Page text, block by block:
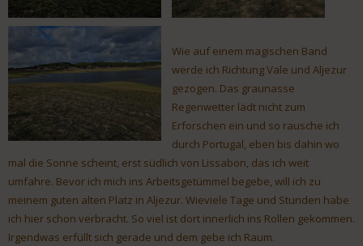
Wie auf einem magischen Band
werde ich Richtung Vale und Aljezur
gezogen. Das graunasse
Regenwetter lädt nicht zum
Erforschen ein und so rausche ich
durch Portugal, eben bis dahin wo
mal die Sonne scheint, erst südlich von Lissabon, das ich weit
umfahre. Bevor ich mich ins Arbeitsgetümmel begebe, will ich zu
meinem guten alten Platz in Aljezur. Wieviele Tage und Stunden habe
ich hier schon verbracht. So viel ist dort innerlich ins Rollen gekommen.
Irgendwas erfüllt sich gerade und dem gebe ich Raum.